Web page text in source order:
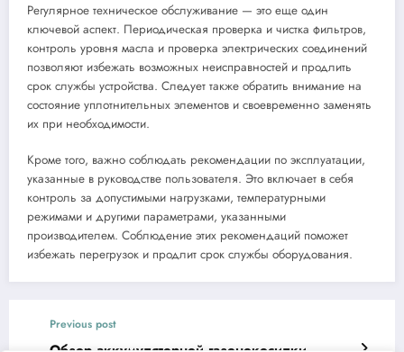
Регулярное техническое обслуживание — это еще один
ключевой аспект. Периодическая проверка и чистка фильтров,
контроль уровня масла и проверка электрических соединений
позволяют избежать возможных неисправностей и продлить
срок службы устройства. Следует также обратить внимание на
состояние уплотнительных элементов и своевременно заменять
их при необходимости.
Кроме того, важно соблюдать рекомендации по эксплуатации,
указанные в руководстве пользователя. Это включает в себя
контроль за допустимыми нагрузками, температурными
режимами и другими параметрами, указанными
производителем. Соблюдение этих рекомендаций поможет
избежать перегрузок и продлит срок службы оборудования.
Previous post